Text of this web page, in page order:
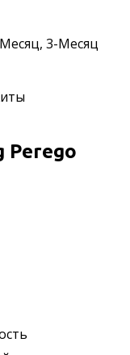
3-Месяц
Perego